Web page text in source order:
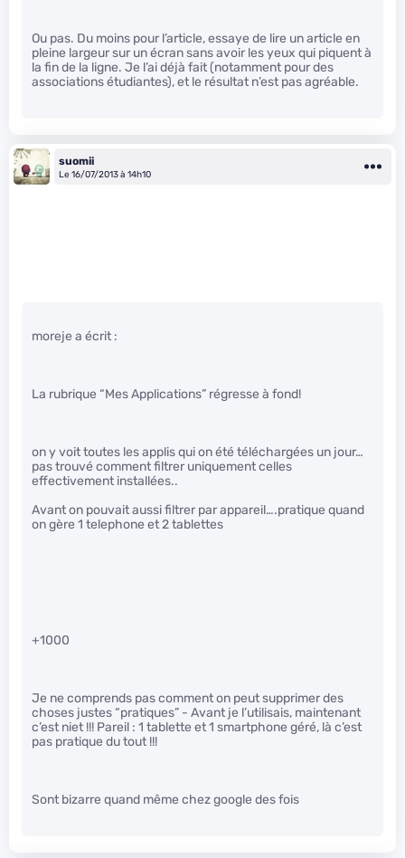
Ou pas. Du moins pour l’article, essaye de lire un article en
pleine largeur sur un écran sans avoir les yeux qui piquent à
la fin de la ligne. Je l’ai déjà fait (notamment pour des
associations étudiantes), et le résultat n’est pas agréable.
suomii
Le 16/07/2013 à 14h10
moreje a écrit :
La rubrique “Mes Applications” régresse à fond!
on y voit toutes les applis qui on été téléchargées un jour…
pas trouvé comment filtrer uniquement celles
effectivement installées..
Avant on pouvait aussi filtrer par appareil….pratique quand
on gère 1 telephone et 2 tablettes
+1000
Je ne comprends pas comment on peut supprimer des
choses justes “pratiques” - Avant je l’utilisais, maintenant
c’est niet !!! Pareil : 1 tablette et 1 smartphone géré, là c’est
pas pratique du tout !!!
Sont bizarre quand même chez google des fois